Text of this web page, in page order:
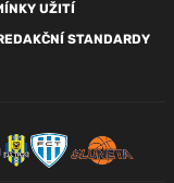
UŽITÍ
STANDARDY